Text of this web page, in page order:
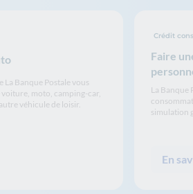
La Banque Postale vous
moto, camping-car,
véhicule de loisir.
Faire
Crédit
La Banque
simulation
En